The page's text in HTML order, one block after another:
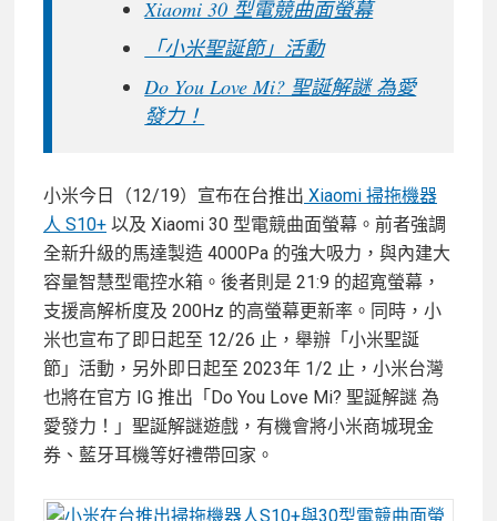
Xiaomi 30 型電競曲面螢幕
「小米聖誕節」活動
Do You Love Mi? 聖誕解謎 為愛
發力！
小米今日（12/19）宣布在台推出 Xiaomi 掃拖機器
人 S10+ 以及 Xiaomi 30 型電競曲面螢幕。前者強調
全新升級的馬達製造 4000Pa 的強大吸力，與內建大
容量智慧型電控水箱。後者則是 21:9 的超寬螢幕，
支援高解析度及 200Hz 的高螢幕更新率。同時，小
米也宣布了即日起至 12/26 止，舉辦「小米聖誕
節」活動，另外即日起至 2023年 1/2 止，小米台灣
也將在官方 IG 推出「Do You Love Mi? 聖誕解謎 為
愛發力！」聖誕解謎遊戲，有機會將小米商城現金
券、藍牙耳機等好禮帶回家。